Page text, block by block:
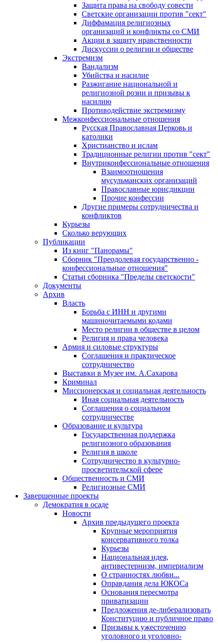
Защита права на свободу совести
Светские организации против "сект"
Диффамация религиозных
организаций и конфликты со СМИ
Акции в защиту нравственности
Дискуссии о религии и обществе
Экстремизм
Вандализм
Убийства и насилие
Разжигание национальной и
религиозной розни и призывы к
насилию
Противодействие экстремизму
Межконфессиональные отношения
Русская Православная Церковь и
католики
Христианство и ислам
Традиционные религии против "сект"
Внутриконфессиональные отношения
Взаимоотношения
мусульманских организаций
Православные юрисдикции
Прочие конфессии
Другие примеры сотрудничества и
конфликтов
Курьезы
Сколько верующих
Публикации
Из книг "Панорамы"
Сборник "Преодолевая государственно -
конфессиональные отношения"
Статьи сборника "Пределы светскости"
Документы
Архив
Власть
Борьба с ИНН и другими
машиночитаемыми кодами
Место религии в обществе в целом
Религия и права человека
Армия и силовые структуры
Соглашения и практическое
сотрудничество
Выставки в Музее им. А.Сахарова
Криминал
Миссионерская и социальная деятельность
Иная социальная деятельность
Соглашения о социальном
сотрудничестве
Образование и культура
Государственная поддержка
религиозного образования
Религия в школе
Сотрудничество в культурно-
просветительской сфере
Общественность и СМИ
Религиозные СМИ
Завершенные проекты
Демократия в осаде
Новости
Архив предыдущего проекта
Крупные мероприятия
консервативного толка
Курьезы
Национальная идея,
антивестернизм, империализм
О странностях любви...
Оправдания дела ЮКОСа
Основания пересмотра
приватизации
Предложения де-либерализовать
Конституцию и публичное право
Призывы к ужесточению
уголовного и уголовно-